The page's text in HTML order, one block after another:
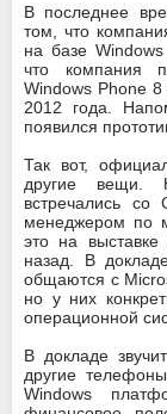
В последнее
том, что
на базе
что компания
Windows Phone
2012 года.
появился
Так вот,
другие вещи.
встречались со
менеджером по
это на
назад. В
общаются с
но у них
операционной
В докладе
другие
Windows